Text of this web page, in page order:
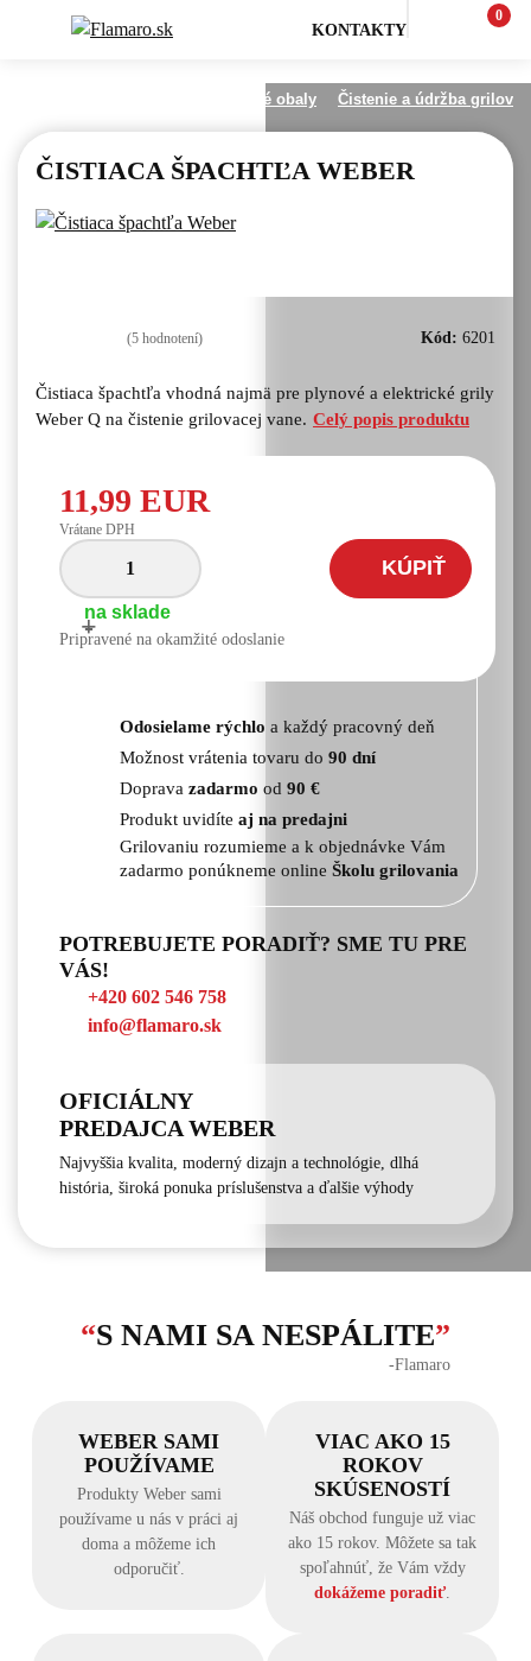
KONTAKTY
0
Čistenie, údržba a ochranné obaly Čistenie a údržba grilov
ČISTIACA ŠPACHTĽA WEBER
(5 hodnotení) Kód: 6201
Čistiaca špachtľa vhodná najmä pre plynové a elektrické grily
Weber Q na čistenie grilovacej vane. Celý popis produktu
11,99 EUR
Vrátane DPH
-
+
KÚPIŤ
na sklade
Pripravené na okamžité odoslanie
Odosielame rýchlo a každý pracovný deň
Možnost vrátenia tovaru do 90 dní
Doprava zadarmo od 90 €
Produkt uvidíte aj na predajni
Grilovaniu rozumieme a k objednávke Vám
zadarmo ponúkneme online Školu grilovania
POTREBUJETE PORADIŤ? SME TU PRE
VÁS!
+420 602 546 758
info@flamaro.sk
OFICIÁLNY
PREDAJCA WEBER
Najvyššia kvalita, moderný dizajn a technológie, dlhá
história, široká ponuka príslušenstva a ďalšie výhody
“S NAMI SA NESPÁLITE”
‐Flamaro
WEBER SAMI
POUŽÍVAME
Produkty Weber sami
používame u nás v práci aj
doma a môžeme ich
odporučiť.
VIAC AKO 15
ROKOV
SKÚSENOSTÍ
Náš obchod funguje už viac
ako 15 rokov. Môžete sa tak
spoľahnúť, že Vám vždy
dokážeme poradiť.